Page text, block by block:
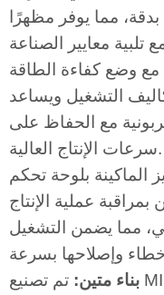
مما يوفر مظهرًا
وضع كفاءة الطاقة
التشغيل ويساعد
مع الحفاظ على
سرعات الإنتاج العالية.
الماكينة بلوحة تحكم
عملية الإنتاج
مما يضمن التشغيل
بناء متين: تم تصنيع MIC 14-12-5 من مواد عالية الجودة